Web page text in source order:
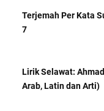
Terjemah Per Kata
7
Lirik Selawat:
Arab, Latin dan Arti)